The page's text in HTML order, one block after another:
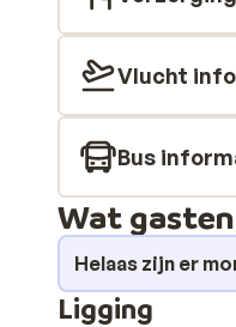
Vlucht
Bus
Wat
Helaas zijn er
Ligging